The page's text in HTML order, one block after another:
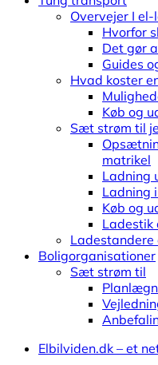
Overvejer I
Hvorfor
Det gør
Guides
Hvad koster
Køb og
Sæt strøm til
matrikel
Ladning
Ladning
Køb og
Ladestik
Boligorganisationer
Sæt strøm til
Elbilviden.dk – et